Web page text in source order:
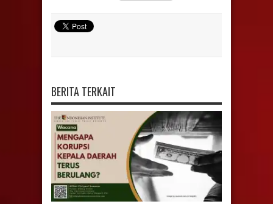
BERITA TERKAIT